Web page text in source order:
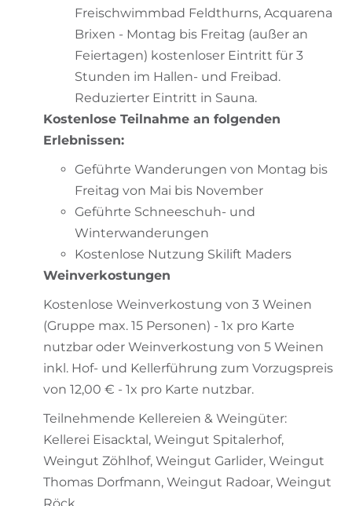
Freischwimmbad Feldthurns, Acquarena
Brixen - Montag bis Freitag (außer an
Feiertagen) kostenloser Eintritt für 3
Stunden im Hallen- und Freibad.
Reduzierter Eintritt in Sauna.
Kostenlose Teilnahme an folgenden
Erlebnissen:
Geführte Wanderungen von Montag bis
Freitag von Mai bis November
Geführte Schneeschuh- und
Winterwanderungen
Kostenlose Nutzung Skilift Maders
Weinverkostungen
Kostenlose Weinverkostung von 3 Weinen
(Gruppe max. 15 Personen) - 1x pro Karte
nutzbar oder Weinverkostung von 5 Weinen
inkl. Hof- und Kellerführung zum Vorzugspreis
von 12,00 € - 1x pro Karte nutzbar.
Teilnehmende Kellereien & Weingüter:
Kellerei Eisacktal, Weingut Spitalerhof,
Weingut Zöhlhof, Weingut Garlider, Weingut
Thomas Dorfmann, Weingut Radoar, Weingut